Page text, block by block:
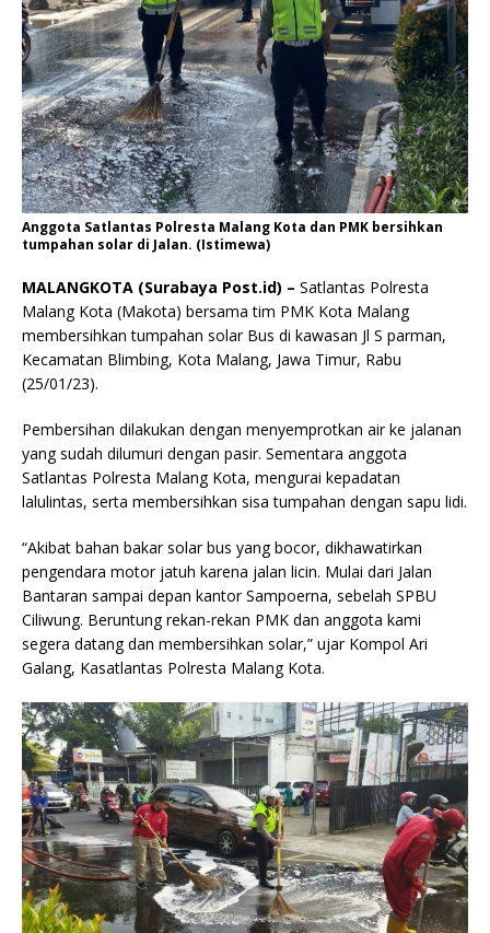
Anggota Satlantas Polresta Malang Kota dan PMK bersihkan
tumpahan solar di Jalan. (Istimewa)
MALANGKOTA (Surabaya Post.id) – Satlantas Polresta
Malang Kota (Makota) bersama tim PMK Kota Malang
membersihkan tumpahan solar Bus di kawasan Jl S parman,
Kecamatan Blimbing, Kota Malang, Jawa Timur, Rabu
(25/01/23).
Pembersihan dilakukan dengan menyemprotkan air ke jalanan
yang sudah dilumuri dengan pasir. Sementara anggota
Satlantas Polresta Malang Kota, mengurai kepadatan
lalulintas, serta membersihkan sisa tumpahan dengan sapu lidi.
“Akibat bahan bakar solar bus yang bocor, dikhawatirkan
pengendara motor jatuh karena jalan licin. Mulai dari Jalan
Bantaran sampai depan kantor Sampoerna, sebelah SPBU
Ciliwung. Beruntung rekan-rekan PMK dan anggota kami
segera datang dan membersihkan solar,” ujar Kompol Ari
Galang, Kasatlantas Polresta Malang Kota.